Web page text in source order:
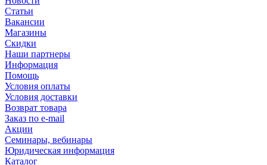
Статьи
Вакансии
Магазины
Скидки
Наши партнеры
Информация
Помощь
Условия оплаты
Условия доставки
Возврат товара
Заказ по e-mail
Акции
Семинары, вебинары
Юридическая информация
Каталог